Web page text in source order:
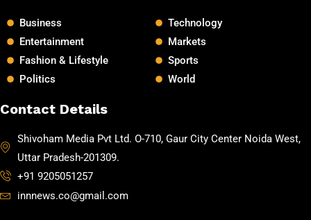
Business
Entertainment
Fashion & Lifestyle
Politics
Technology
Markets
Sports
World
Contact Details
Shivoham Media Pvt Ltd. O-710, Gaur City Center Noida West,
Uttar Pradesh-201309.
+91 9205051257
innnews.co@gmail.com